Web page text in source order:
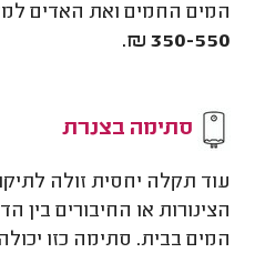
המים החמים ואת האדים
350-550 ₪.
סתימה בצנרת
עוד תקלה יחסית זולה
הצינורות או החיבורים בין
המים בבית. סתימה כזו